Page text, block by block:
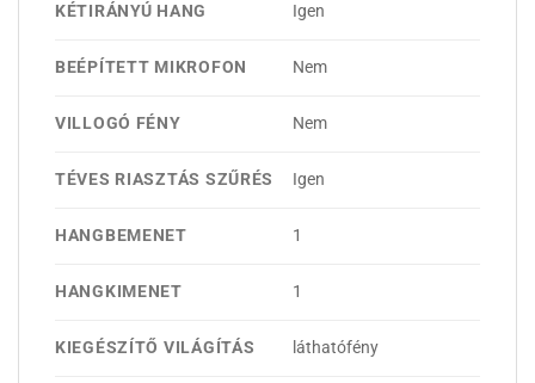
KÉTIRÁNYÚ HANG Igen
BEÉPÍTETT MIKROFON Nem
VILLOGÓ FÉNY Nem
TÉVES RIASZTÁS SZŰRÉS Igen
HANGBEMENET 1
HANGKIMENET 1
KIEGÉSZÍTŐ VILÁGÍTÁS láthatófény